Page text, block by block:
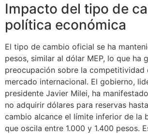
Impacto del tipo de
política económica
El tipo de cambio oficial se ha
pesos, similar al dólar MEP, lo que ha
preocupación sobre la competitividad
mercado internacional. El gobierno,
presidente Javier Milei, ha
no adquirir dólares para reservas
cambio alcance el límite inferior de la
que oscila entre 1.000 y 1.400 pesos.